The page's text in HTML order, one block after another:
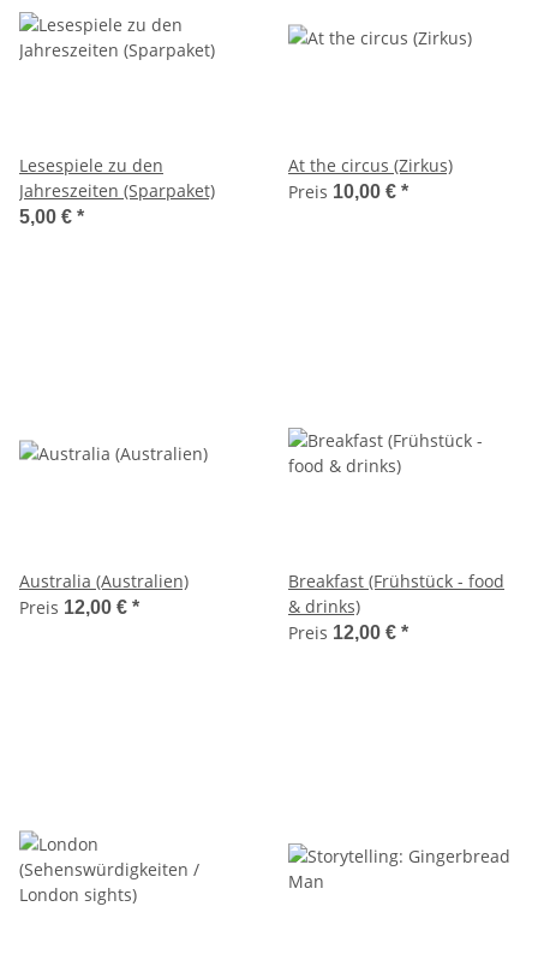
Lesespiele zu den
Jahreszeiten (Sparpaket)
5,00 € *
At the circus (Zirkus)
Preis 10,00 € *
Australia (Australien)
Preis 12,00 € *
Breakfast (Frühstück - food
& drinks)
Preis 12,00 € *